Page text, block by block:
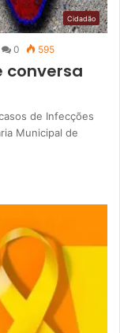
Cidadão
0 595
conversa
de Infecções
Municipal de